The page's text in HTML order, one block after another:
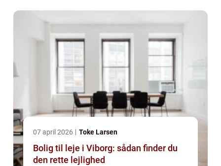
07 april 2026 Toke Larsen
Bolig til leje i Viborg: sådan finder du
den rette lejlighed